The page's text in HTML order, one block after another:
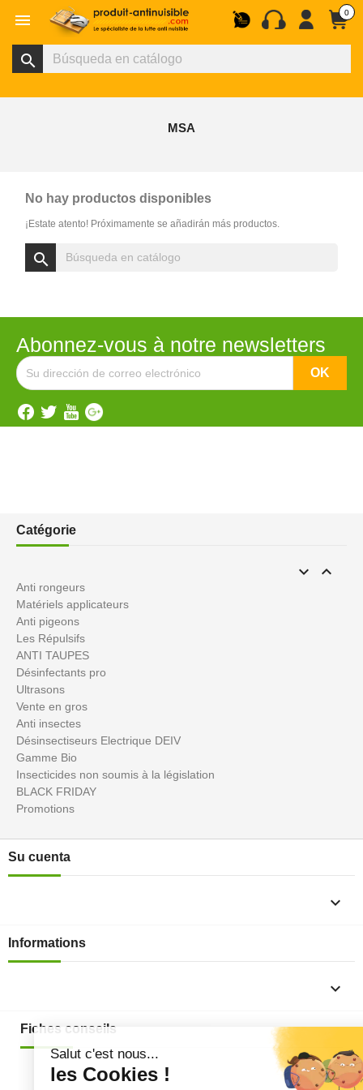
 0
search
MSA
No hay productos disponibles
¡Estate atento! Próximamente se añadirán más productos.
search
Abonnez-vous à notre newsletters
Catégorie
 
Anti rongeurs
Matériels applicateurs
Anti pigeons
Les Répulsifs
ANTI TAUPES
Désinfectants pro
Ultrasons
Vente en gros
Anti insectes
Désinsectiseurs Electrique DEIV
Gamme Bio
Insecticides non soumis à la législation
BLACK FRIDAY
Promotions
Su cuenta

Informations

Fiches conseils
